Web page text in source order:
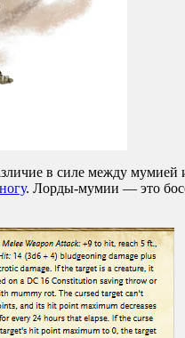
в силе между
. Лорды-мумии — это